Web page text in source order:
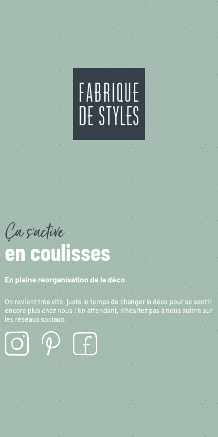
Ça s’active
en coulisses
En pleine réorganisation de la déco
On revient très vite, juste le temps de changer la déco pour se sentir
encore plus chez nous ! En attendant, n’hésitez pas à nous suivre sur
les réseaux sociaux.